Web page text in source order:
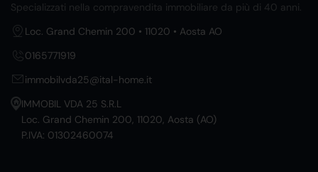
Specializzati nella compravendita immobiliare da più di 40 anni.
Loc. Grand Chemin 200 • 11020 • Aosta AO
0165771919
immobilvda25@ital-home.it
IMMOBIL VDA 25 S.R.L
Loc. Grand Chemin 200, 11020, Aosta (AO)
P.IVA: 01302460074